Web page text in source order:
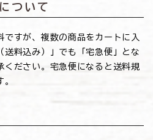
ついて
すが、複数の商品をカートに入
送料込み）」でも「宅急便」とな
ください。宅急便になると送料規